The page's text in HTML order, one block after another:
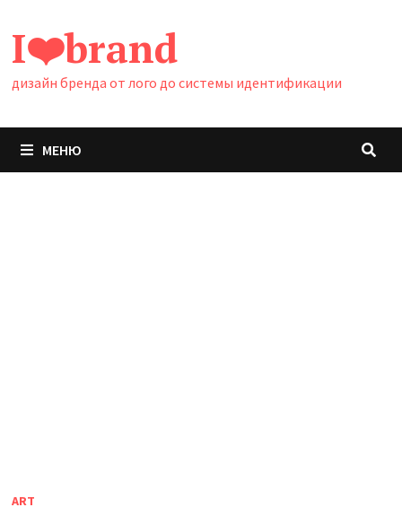
содержимому
I❤️brand
дизайн бренда от лого до системы идентификации
МЕНЮ
ART